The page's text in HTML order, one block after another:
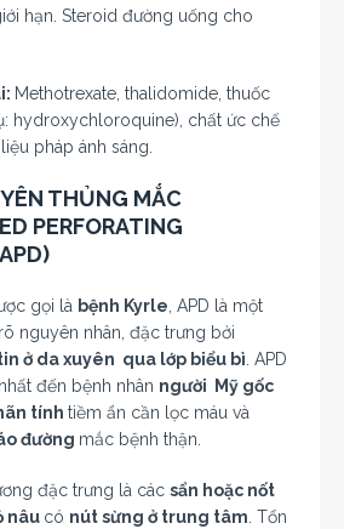
hạn. Steroid đường uống cho
Methotrexate, thalidomide, thuốc
hydroxychloroquine), chất ức chế
pháp ánh sáng.
THỦNG MẮC
PERFORATING
gọi là bệnh Kyrle , APD là một
nguyên nhân, đặc trưng bởi
ở da xuyên qua lớp biểu bì . APD
đến bệnh nhân người Mỹ gốc
tính tiềm ẩn cần lọc máu và
đường mắc bệnh thận.
đặc trưng là các sẩn hoặc nốt
nâu có nút sừng ở trung tâm . Tổn